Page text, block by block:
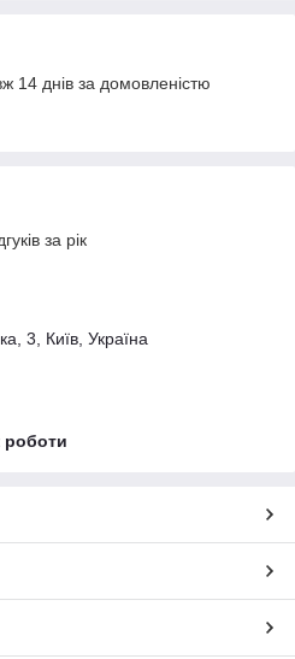
14 днів за домовленістю
за рік
3, Київ, Україна
роботи